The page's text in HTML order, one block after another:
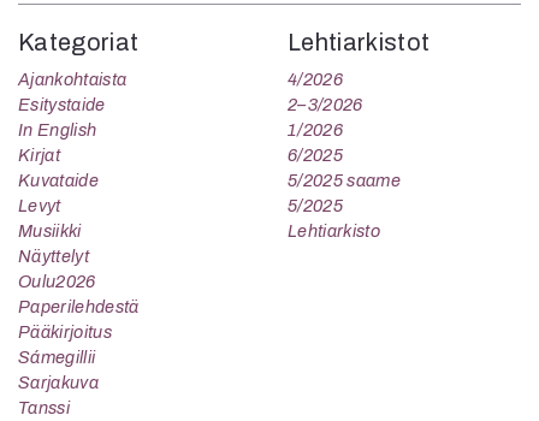
Kategoriat
Ajankohtaista
Esitystaide
In English
Kirjat
Kuvataide
Levyt
Musiikki
Näyttelyt
Oulu2026
Paperilehdestä
Pääkirjoitus
Sámegillii
Sarjakuva
Tanssi
Lehtiarkistot
4/2026
2–3/2026
1/2026
6/2025
5/2025 saame
5/2025
Lehtiarkisto